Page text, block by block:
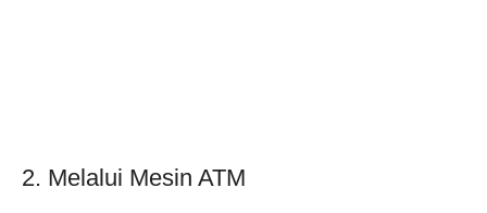
2. Melalui Mesin ATM